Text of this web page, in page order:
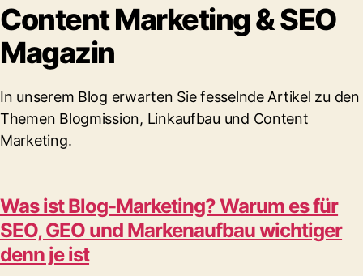
Content Marketing & SEO
Magazin
In unserem Blog erwarten Sie fesselnde Artikel zu den
Themen Blogmission, Linkaufbau und Content
Marketing.
Was ist Blog-Marketing? Warum es für
SEO, GEO und Markenaufbau wichtiger
denn je ist